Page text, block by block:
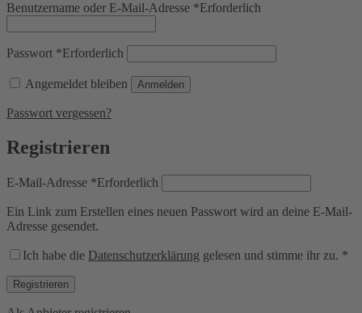
Benutzername oder E-Mail-Adresse *Erforderlich
Passwort *Erforderlich
Angemeldet bleiben Anmelden
Passwort vergessen?
Registrieren
E-Mail-Adresse *Erforderlich
Ein Link zum Erstellen eines neuen Passwort wird an deine E-Mail-
Adresse gesendet.
Ich habe die Datenschutzerklärung gelesen und stimme ihr zu. *
Registrieren